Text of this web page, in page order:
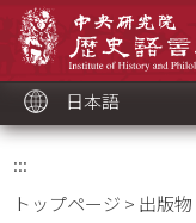
ッ
ク
日本語
:::
トップページ > 出版物